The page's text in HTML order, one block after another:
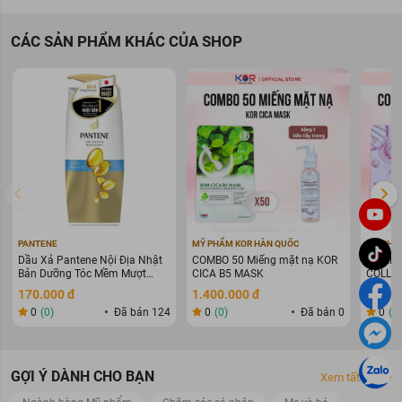
dần theo hơi ấm của da bé. Qua đó giúp bé dễ thở hơn, giảm ho
khi ngủ, ru trẻ vào giấc ngủ sâu.
Dầu ấm ngực Nhật Bản hỗ trợ trị ho, ngạt mũi hiệu quả. Đây là
dòng sản phẩm thông dụng không thể thiếu trong tủ thuốc của
Thành phần của Dầu Bôi Ấm Ngực Phòng
CÁC SẢN PHẨM KHÁC CỦA SHOP
PANTENE
Dầu Xả Pantene Nội Địa Nhật
Bản Dưỡng Tóc Mềm Mượt
400g
170.000 đ
0 (0) Đã bán 124
MỸ PHẨM KOR HÀN QUỐC
COMBO 50 Miếng mặt nạ KOR
CICA B5 MASK
1.400.000 đ
0 (0) Đã bán 0
MỸ
0 (0)
GỢI Ý DÀNH CHO BẠN Xem tất cả